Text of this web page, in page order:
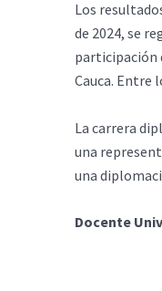
Los
de 2024, se
participación
Cauca. Entre
La carrera
una
una
Docente